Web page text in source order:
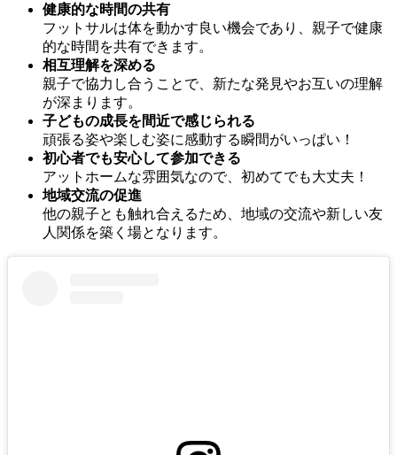
健康的な時間の共有
フットサルは体を動かす良い機会であり、親子で健康
的な時間を共有できます。
相互理解を深める
親子で協力し合うことで、新たな発見やお互いの理解
が深まります。
子どもの成長を間近で感じられる
頑張る姿や楽しむ姿に感動する瞬間がいっぱい！
初心者でも安心して参加できる
アットホームな雰囲気なので、初めてでも大丈夫！
地域交流の促進
他の親子とも触れ合えるため、地域の交流や新しい友
人関係を築く場となります。